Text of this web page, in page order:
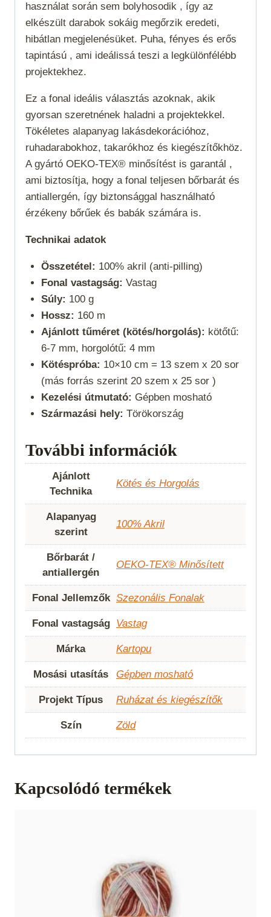
használat során sem bolyhosodik , így az
elkészült darabok sokáig megőrzik eredeti,
hibátlan megjelenésüket. Puha, fényes és erős
tapintású , ami ideálissá teszi a legkülönfélébb
projektekhez.
Ez a fonal ideális választás azoknak, akik
gyorsan szeretnének haladni a projektekkel.
Tökéletes alapanyag lakásdekorációhoz,
ruhadarabokhoz, takarókhoz és kiegészítőkhöz.
A gyártó OEKO-TEX® minősítést is garantál ,
ami biztosítja, hogy a fonal teljesen bőrbarát és
antiallergén, így biztonsággal használható
érzékeny bőrűek és babák számára is.
Technikai adatok
Összetétel: 100% akril (anti-pilling)
Fonal vastagság: Vastag
Súly: 100 g
Hossz: 160 m
Ajánlott tűméret (kötés/horgolás): kötőtű:
6-7 mm, horgolótű: 4 mm
Kötéspróba: 10×10 cm = 13 szem x 20 sor
(más forrás szerint 20 szem x 25 sor )
Kezelési útmutató: Gépben mosható
Származási hely: Törökország
További információk
Ajánlott
Technika
Kötés és Horgolás
Alapanyag
szerint
100% Akril
Bőrbarát /
antiallergén
OEKO-TEX® Minősített
Fonal Jellemzők Szezonális Fonalak
Fonal vastagság Vastag
Márka Kartopu
Mosási utasítás Gépben mosható
Projekt Típus Ruházat és kiegészítők
Szín Zöld
Kapcsolódó termékek